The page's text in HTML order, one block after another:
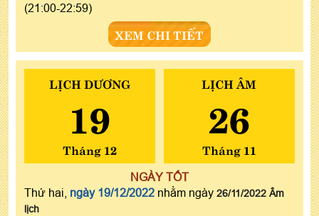
(21:00-22:59)
XEM CHI TIẾT
LỊCH DƯƠNG
19
Tháng 12
LỊCH ÂM
26
Tháng 11
NGÀY TỐT
Thứ hai, ngày 19/12/2022 nhằm ngày 26/11/2022 Âm
lịch